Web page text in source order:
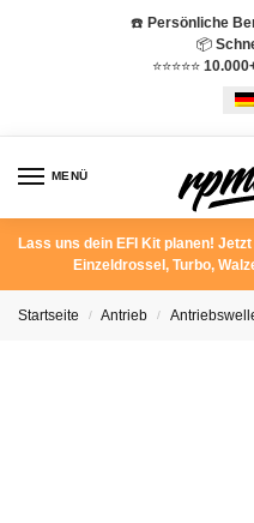
☎️ Persönliche
📦
⭐️⭐️⭐️⭐️⭐️
MENÜ
Lass uns dein EFI Kit planen!
Einzeldrossel, Turbo,
Startseite / Antrieb /